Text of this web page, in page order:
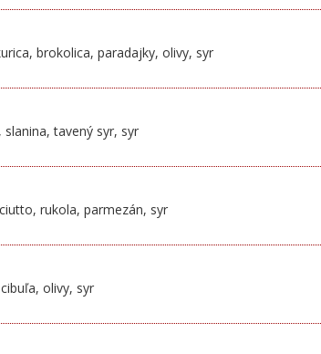
brokolica, paradajky, olivy, syr
tavený syr, syr
rukola, parmezán, syr
olivy, syr